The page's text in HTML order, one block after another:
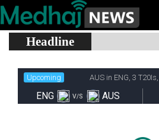
Headline